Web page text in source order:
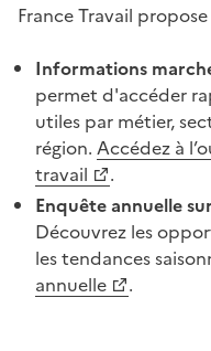
France Travail
Informations
permet d'accéder
utiles par métier,
région. Accédez à
travail
.
Enquête annuelle
Découvrez les
les tendances
annuelle
.